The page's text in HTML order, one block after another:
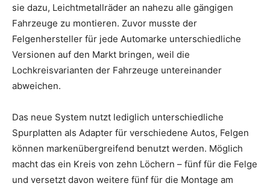
sie dazu, Leichtmetallräder an nahezu alle gängigen
Fahrzeuge zu montieren. Zuvor musste der
Felgenhersteller für jede Automarke unterschiedliche
Versionen auf den Markt bringen, weil die
Lochkreisvarianten der Fahrzeuge untereinander
abweichen.
Das neue System nutzt lediglich unterschiedliche
Spurplatten als Adapter für verschiedene Autos, Felgen
können markenübergreifend benutzt werden. Möglich
macht das ein Kreis von zehn Löchern – fünf für die Felge
und versetzt davon weitere fünf für die Montage am